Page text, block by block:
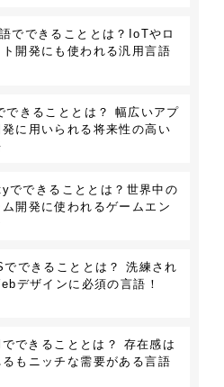
でできることとは？IoTやロ
開発にも使われる汎用言語
できることとは？ 幅広いアプ
発に用いられる将来性の高い
でできることとは？世界中の
開発に使われるゲームエン
でできることとは？ 洗練され
デザインに必須の言語！
できることとは？ 存在感は
もニッチな需要がある言語